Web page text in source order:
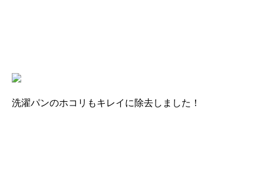
洗濯パンのホコリもキレイに除去しました！